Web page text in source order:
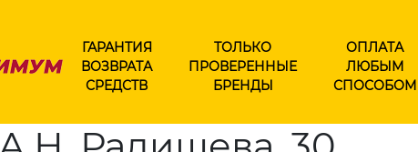
ГАРАНТИЯ
ВОЗВРАТА
СРЕДСТВ
ТОЛЬКО
ПРОВЕРЕННЫЕ
БРЕНДЫ
ОПЛАТА
ЛЮБЫМ
СПОСОБОМ